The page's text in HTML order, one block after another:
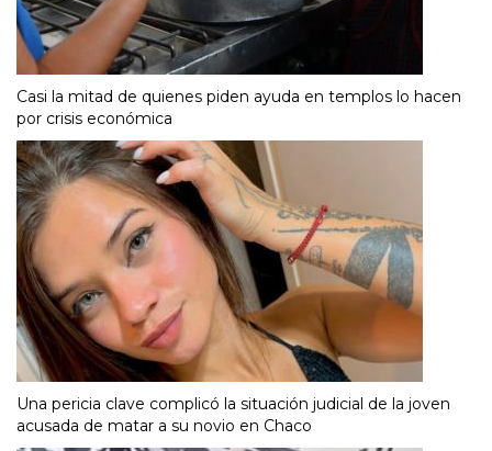
Casi la mitad de quienes piden ayuda en templos lo hacen
por crisis económica
Una pericia clave complicó la situación judicial de la joven
acusada de matar a su novio en Chaco